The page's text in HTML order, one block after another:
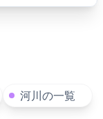
河川の一覧